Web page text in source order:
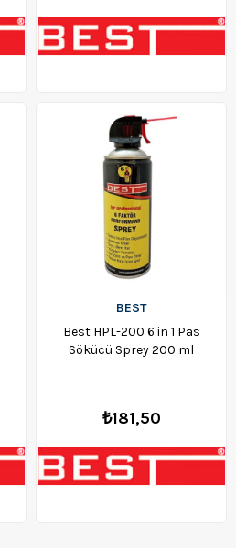
BEST
Best HPL-200 6 in 1 Pas
Sökücü Sprey 200 ml
₺181,50